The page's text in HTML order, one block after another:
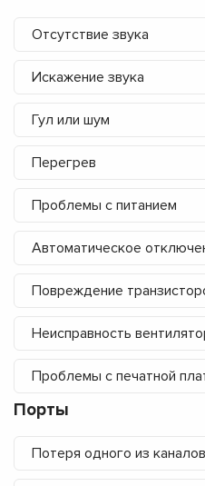
Отсутствие звука
Искажение звука
Гул или шум
Перегрев
Проблемы с питанием
Автоматическое
Повреждение
Неисправность
Проблемы с печатной
Порты
Потеря одного из каналов